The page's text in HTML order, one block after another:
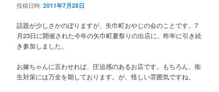
ョ
投稿日時:2011年7月28日
話題が少しさかのぼりますが、矢巾町おやじの会のことです。7
月23日に開催された今年の矢巾町夏祭りの出店に、昨年に引き続
き参加しました。
お嫁ちゃんに言わせれば、圧迫感のあるお店です。もちろん、衛
生対策には万全を期しております。が、怪しい雰囲気ですね。